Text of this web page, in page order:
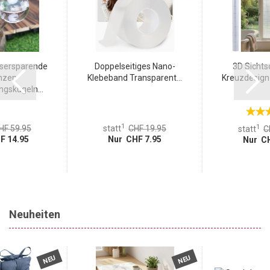
montieren.
59.95
14.95
Doppelseitiges Nano-
Klebeband Transparent...
statt1
CHF 19.95
Nur CHF 7.95
3D
statt1
Nur
Neuheiten
NEU NEU